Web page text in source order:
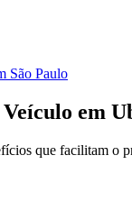
São Paulo
em
que facilitam o